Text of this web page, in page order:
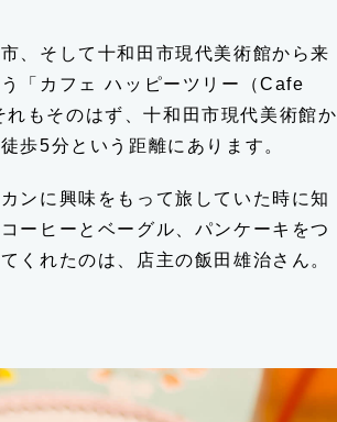
、そして十和田市現代美術館から来
「カフェ ハッピーツリー（Cafe
もそのはず、十和田市現代美術館か
歩5分という距離にあります。
ンに興味をもって旅していた時に知
ーヒーとベーグル、パンケーキをつ
くれたのは、店主の飯田雄治さん。